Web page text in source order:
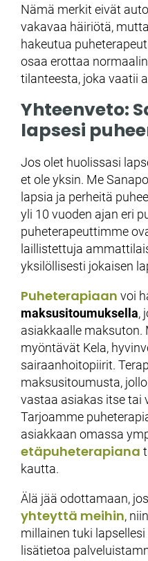
Nämä merkit eivät
vakavaa häiriötä,
hakeutua
osaa erottaa
tilanteesta, joka vaatii
Yhteenveto:
lapsesi
Jos olet huolissasi
et ole yksin. Me
lapsia ja perheitä
yli 10 vuoden ajan eri
puheterapeuttimme
laillistettuja
yksilöllisesti jokaisen
Puheterapiaan voi
maksusitoumuksella,
asiakkaalle
myöntävät Kela,
sairaanhoitopiirit.
maksusitoumusta,
vastaa asiakas itse tai
Tarjoamme
asiakkaan omassa
etäpuheterapiana
kautta.
Älä jää odottamaan,
yhteyttä meihin,
millainen tuki
lisätietoa